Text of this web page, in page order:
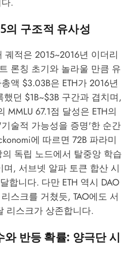
의 구조적 유사성
궤적은 2015~2016년 이더리
론칭 초기와 놀라울 만큼 유
액 $3.03B은 ETH가 2016년
던 $1B~$3B 구간과 겹치며,
MMLU 67.1점 달성은 ETH의
술적 가능성을 증명'한 순간
에 따르면 72B 파라미
독립 노드에서 탈중앙 학습
며, 서브넷 알파 토큰 합산 시
합니다. 다만 ETH 역시 DAO
스크를 거쳤듯, TAO에도 서
리스크가 상존합니다.
와 반등 확률: 양극단 시